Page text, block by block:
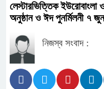
লেস্টারভিত্তিক ইউরোবাংলা
অনুষ্ঠান ও ঈদ পুনর্মিলনী ৭ জুন
নিজস্ব সংবাদ :